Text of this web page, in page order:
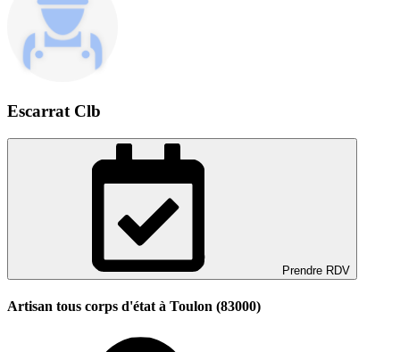
Escarrat Clb
Prendre RDV
Artisan tous corps d'état à Toulon (83000)